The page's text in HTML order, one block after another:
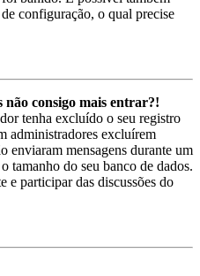
configuração, o qual precise
consigo mais entrar?!
tenha excluído o seu registro
administradores excluírem
enviaram mensagens durante um
tamanho do seu banco de dados.
e participar das discussões do